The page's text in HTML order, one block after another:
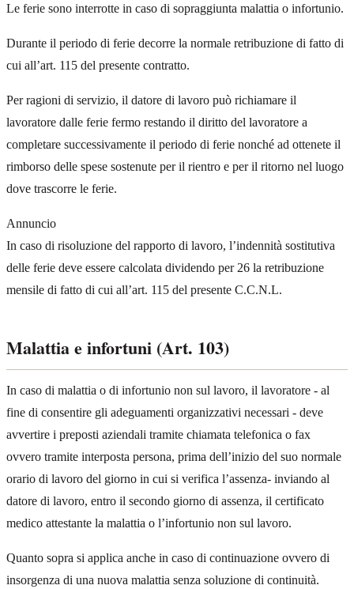
Le ferie sono interrotte in caso di sopraggiunta malattia o infortunio.
Durante il periodo di ferie decorre la normale retribuzione di fatto di
cui all’art. 115 del presente contratto.
Per ragioni di servizio, il datore di lavoro può richiamare il
lavoratore dalle ferie fermo restando il diritto del lavoratore a
completare successivamente il periodo di ferie nonché ad ottenete il
rimborso delle spese sostenute per il rientro e per il ritorno nel luogo
dove trascorre le ferie.
Annuncio
In caso di risoluzione del rapporto di lavoro, l’indennità sostitutiva
delle ferie deve essere calcolata dividendo per 26 la retribuzione
mensile di fatto di cui all’art. 115 del presente C.C.N.L.
Malattia e infortuni (Art. 103)
In caso di malattia o di infortunio non sul lavoro, il lavoratore - al
fine di consentire gli adeguamenti organizzativi necessari - deve
avvertire i preposti aziendali tramite chiamata telefonica o fax
ovvero tramite interposta persona, prima dell’inizio del suo normale
orario di lavoro del giorno in cui si verifica l’assenza- inviando al
datore di lavoro, entro il secondo giorno di assenza, il certificato
medico attestante la malattia o l’infortunio non sul lavoro.
Quanto sopra si applica anche in caso di continuazione ovvero di
insorgenza di una nuova malattia senza soluzione di continuità.